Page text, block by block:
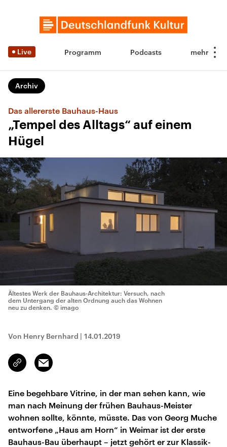
Live Programm Podcasts
Archiv
Das allererste Bauhaus-Haus
„Tempel des Alltags“ auf einem
Hügel
Ältestes Werk der Bauhaus-Architektur: Versuch, nach
dem Untergang der alten Ordnung auch das Wohnen
neu zu denken. © imago
Von Henry Bernhard | 14.01.2019
Link
kopieren/teilen
Email
Eine begehbare Vitrine, in der man sehen kann, wie
man nach Meinung der frühen Bauhaus-Meister
wohnen sollte, könnte, müsste. Das von Georg Muche
entworfene „Haus am Horn“ in Weimar ist der erste
Bauhaus-Bau überhaupt – jetzt gehört er zur Klassik-